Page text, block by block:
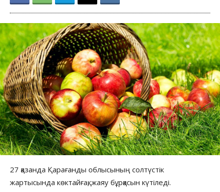
27 қазанда Қарағанды облысының солтүстік
жартысында көктайғақ, жаяу бұрқасын күтіледі.